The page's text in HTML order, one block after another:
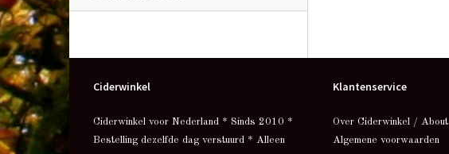
Ciderwinkel
Ciderwinkel voor Nederland * Sinds 2010 *
Bestelling dezelfde dag verstuurd * Alleen
Klantenservice
Over Ciderwinkel / About
Algemene voorwaarden